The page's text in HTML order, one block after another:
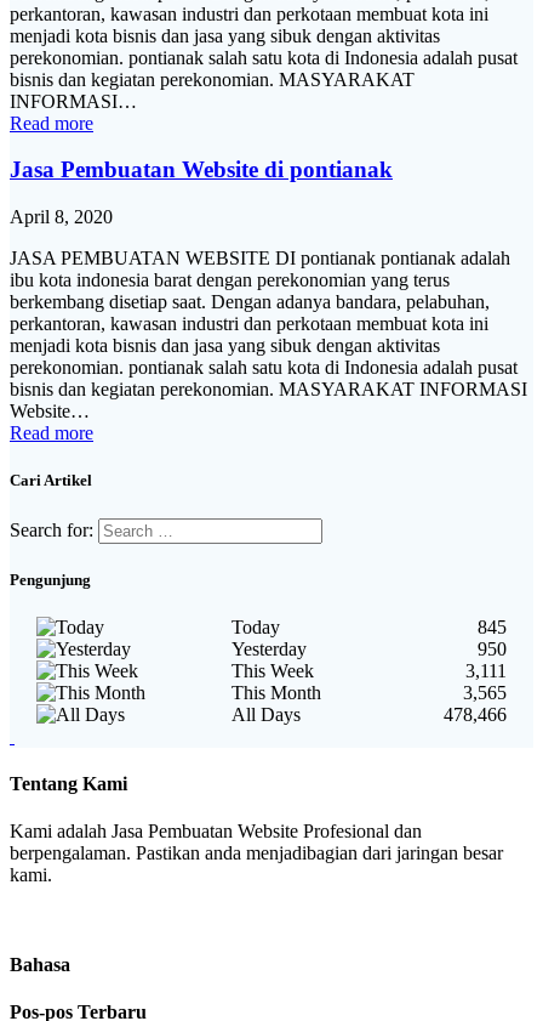
perkantoran, kawasan industri dan perkotaan membuat kota ini
menjadi kota bisnis dan jasa yang sibuk dengan aktivitas
perekonomian. pontianak salah satu kota di Indonesia adalah pusat
bisnis dan kegiatan perekonomian. MASYARAKAT
INFORMASI…
Read more
Jasa Pembuatan Website di pontianak
April 8, 2020
JASA PEMBUATAN WEBSITE DI pontianak pontianak adalah
ibu kota indonesia barat dengan perekonomian yang terus
berkembang disetiap saat. Dengan adanya bandara, pelabuhan,
perkantoran, kawasan industri dan perkotaan membuat kota ini
menjadi kota bisnis dan jasa yang sibuk dengan aktivitas
perekonomian. pontianak salah satu kota di Indonesia adalah pusat
bisnis dan kegiatan perekonomian. MASYARAKAT INFORMASI
Website…
Read more
Cari Artikel
Search for:
Pengunjung
Today
845
Yesterday
950
This Week
3,111
This Month
3,565
All Days
478,466
Tentang Kami
Kami adalah Jasa Pembuatan Website Profesional dan
berpengalaman. Pastikan anda menjadibagian dari jaringan besar
kami.
Bahasa
Pos-pos Terbaru